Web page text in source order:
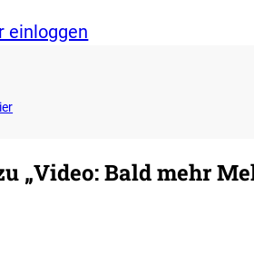
einloggen
„Video: Bald mehr